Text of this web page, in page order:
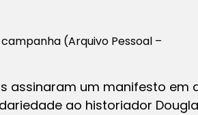
(Arquivo Pessoal –
assinaram um manifesto em
ao historiador